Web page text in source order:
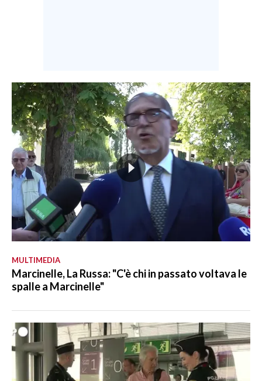
MULTIMEDIA
Marcinelle, La Russa: "C'è chi in passato voltava le
spalle a Marcinelle"